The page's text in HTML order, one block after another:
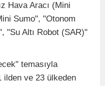
Hava Aracı (Mini
Sumo", "Otonom
"Su Altı Robot (SAR)"
temasıyla
ilden ve 23 ülkeden